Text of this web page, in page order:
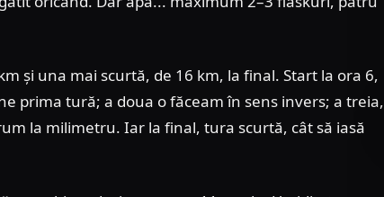
și una mai scurtă, de 16 km, la final. Start la ora 6,
prima tură; a doua o făceam în sens invers; a treia,
la milimetru. Iar la final, tura scurtă, cât să iasă